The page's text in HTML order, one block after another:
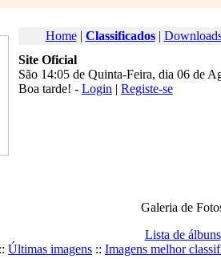
Home| Classificados|
Site Oficial
São 14:05 de Quinta-Feira, dia 06 de
Boa tarde! - Login | Registe-se
Galeria de
Lista de álbuns
:: Últimas imagens :: Imagens melhor